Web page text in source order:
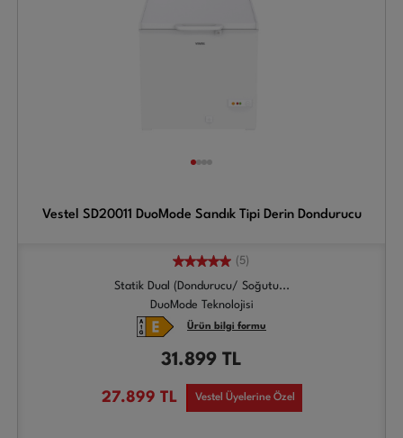
Vestel SD20011 DuoMode Sandık Tipi Derin Dondurucu
(5)
Statik Dual (Dondurucu/ Soğutu...
DuoMode Teknolojisi
Ürün bilgi formu
31.899 TL
27.899 TL Vestel Üyelerine Özel